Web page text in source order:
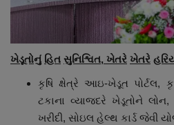
ખેડૂતોનું હિત સુનિશ્વિત, ખેતરે ખેતરે
કૃષિ ક્ષેત્રે આઇ-ખેડૂત પોર્ટલ,
ટકાના વ્યાજદરે ખેડૂતોને લોન,
ખરીદી, સોઇલ હેલ્થ કાર્ડ જેવી